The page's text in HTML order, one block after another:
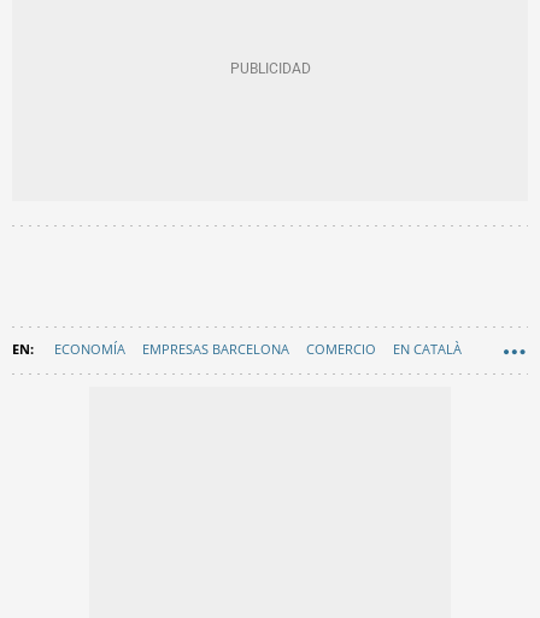
ECONOMÍA EMPRESAS BARCELONA COMERCIO EN CATALÀ